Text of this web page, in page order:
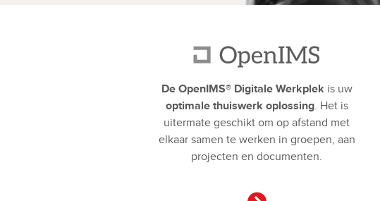
De OpenIMS® Digitale Werkplek is uw
optimale thuiswerk oplossing. Het is
uitermate geschikt om op afstand met
elkaar samen te werken in groepen, aan
projecten en documenten.